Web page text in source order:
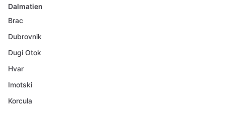
Dalmatien
Brac
Dubrovnik
Dugi Otok
Hvar
Imotski
Korcula